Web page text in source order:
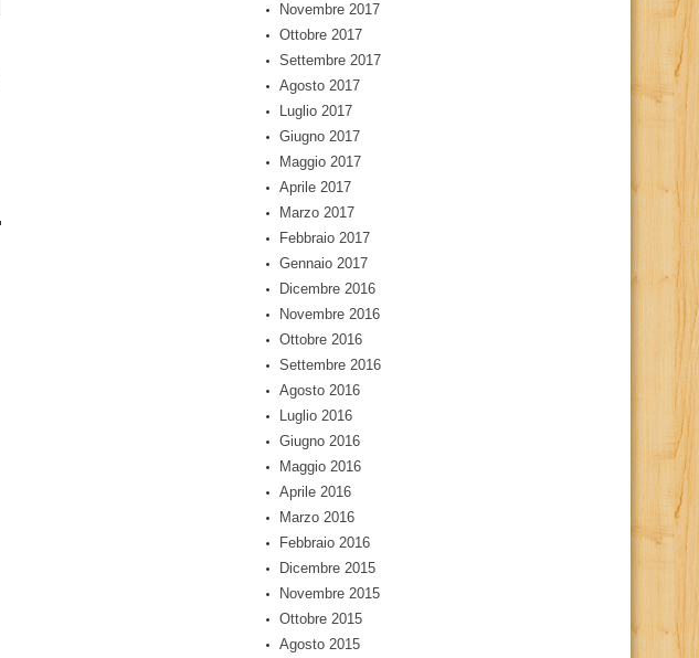
Novembre 2017
Ottobre 2017
Settembre 2017
Agosto 2017
Luglio 2017
Giugno 2017
Maggio 2017
Aprile 2017
Marzo 2017
Febbraio 2017
Gennaio 2017
Dicembre 2016
Novembre 2016
Ottobre 2016
Settembre 2016
Agosto 2016
Luglio 2016
Giugno 2016
Maggio 2016
Aprile 2016
Marzo 2016
Febbraio 2016
Dicembre 2015
Novembre 2015
Ottobre 2015
Agosto 2015